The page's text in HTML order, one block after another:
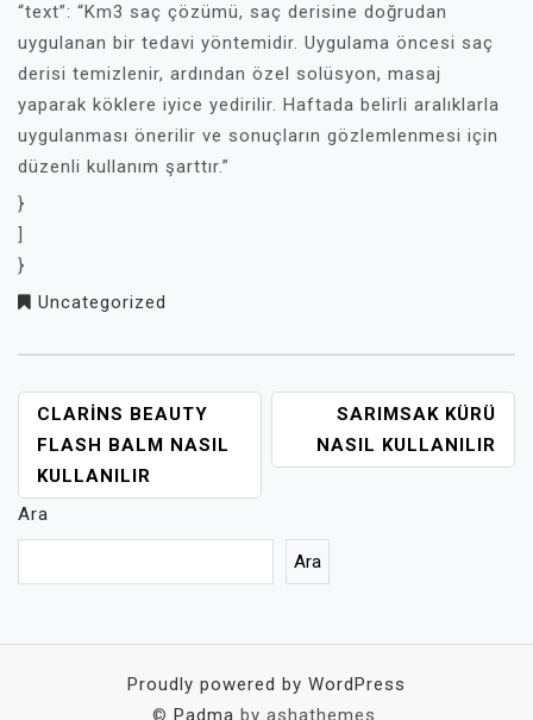
“text”: “Km3 saç çözümü, saç derisine doğrudan
uygulanan bir tedavi yöntemidir. Uygulama öncesi saç
derisi temizlenir, ardından özel solüsyon, masaj
yaparak köklere iyice yedirilir. Haftada belirli aralıklarla
uygulanması önerilir ve sonuçların gözlemlenmesi için
düzenli kullanım şarttır.”
}
]
}
Uncategorized
YAZI
GEZINMESI
CLARINS BEAUTY
FLASH BALM NASIL
KULLANILIR
SARIMSAK KÜRÜ
NASIL KULLANILIR
Ara
Ara
Proudly powered by WordPress
© Padma by ashathemes.